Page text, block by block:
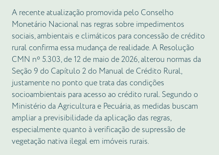
A recente atualização promovida pelo Conselho
Monetário Nacional nas regras sobre impedimentos
sociais, ambientais e climáticos para concessão de crédito
rural confirma essa mudança de realidade. A Resolução
CMN nº 5.303, de 12 de maio de 2026, alterou normas da
Seção 9 do Capítulo 2 do Manual de Crédito Rural,
justamente no ponto que trata das condições
socioambientais para acesso ao crédito rural. Segundo o
Ministério da Agricultura e Pecuária, as medidas buscam
ampliar a previsibilidade da aplicação das regras,
especialmente quanto à verificação de supressão de
vegetação nativa ilegal em imóveis rurais.